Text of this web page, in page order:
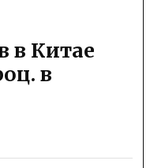
в Китае
в